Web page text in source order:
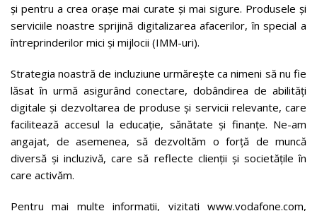
și pentru a crea orașe mai curate și mai sigure. Produsele și
serviciile noastre sprijină digitalizarea afacerilor, în special a
întreprinderilor mici și mijlocii (IMM-uri).
Strategia noastră de incluziune urmărește ca nimeni să nu fie
lăsat în urmă asigurând conectare, dobândirea de abilități
digitale și dezvoltarea de produse și servicii relevante, care
facilitează accesul la educație, sănătate și finanțe. Ne-am
angajat, de asemenea, să dezvoltăm o forță de muncă
diversă și incluzivă, care să reflecte clienții și societățile în
care activăm.
Pentru mai multe informații, vizitați www.vodafone.com,